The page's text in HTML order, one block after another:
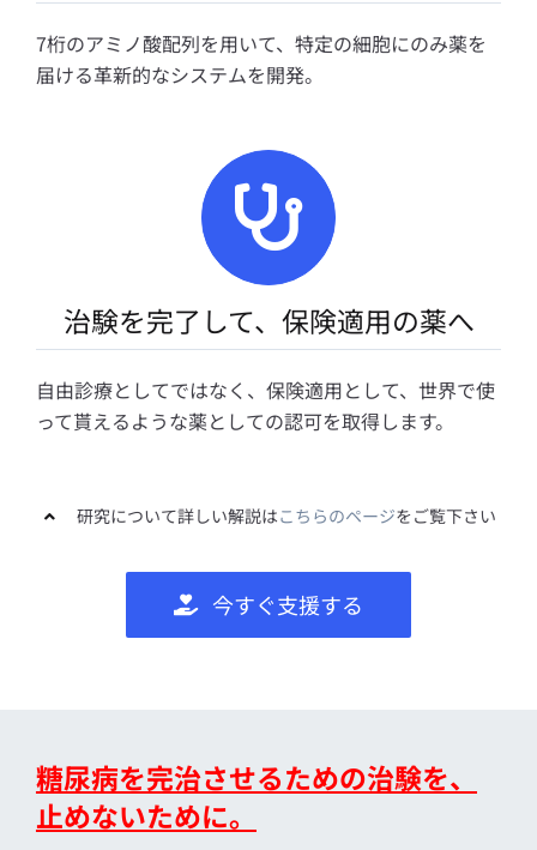
7桁のアミノ酸配列を用いて、特定の細胞にのみ薬を
届ける革新的なシステムを開発。
治験を完了して、保険適用の薬へ
自由診療としてではなく、保険適用として、世界で使
って貰えるような薬としての認可を取得します。
研究について詳しい解説はこちらのページをご覧下さい
今すぐ支援する
糖尿病を完治させるための治験を、
止めないために。